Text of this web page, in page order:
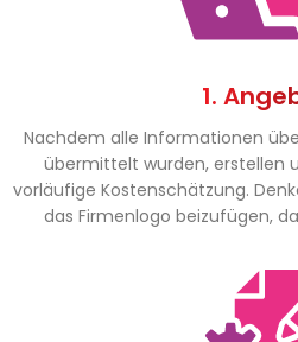
1.
Nachdem alle Informationen
übermittelt wurden, erstellen
vorläufige Kostenschätzung.
das Firmenlogo beizufügen,